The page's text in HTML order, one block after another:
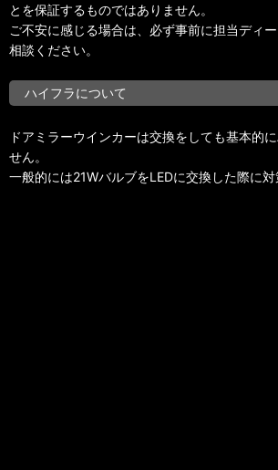
とを保証するものではありません。
ご不安に感じる場合は、必ず事前に担当ディ
相談ください。
ハイフラについて
ドアミラーウインカーは交換をしても基本的
せん。
一般的には21WバルブをLEDに交換した際に対